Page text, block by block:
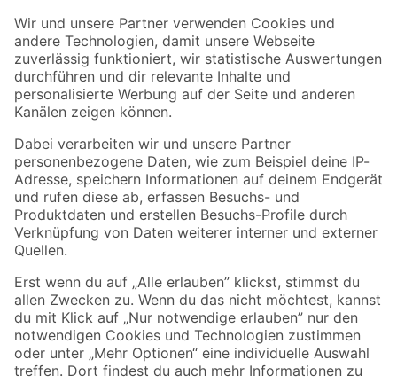
Der toom Newsletter: Keine Angebote und Aktionen mehr verpassen!
Zur Newsletter Anmeldung
Folge uns
Zahlungsarten Versandarten
Sicher einkaufen
Jetzt die toom-App herunterladen